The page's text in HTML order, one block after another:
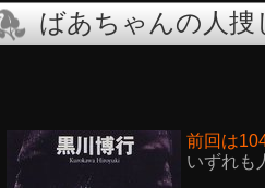
ばあちゃんの人捜
前回は
いずれも